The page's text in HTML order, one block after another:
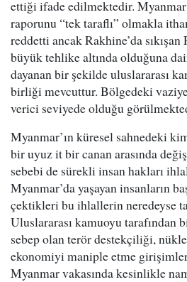
ettiği ifade edilmektedir.
raporunu “tek taraflı” olmakla
reddetti ancak Rakhine’da
büyük tehlike altında olduğuna
dayanan bir şekilde uluslararası
birliği mevcuttur. Bölgedeki
verici seviyede olduğu
Myanmar’ın küresel sahnedeki
bir uyuz it bir canan arasında
sebebi de sürekli insan hakları
Myanmar’da yaşayan insanların
çektikleri bu ihlallerin neredeyse
Uluslararası kamuoyu tarafından
sebep olan terör destekçiliği,
ekonomiyi maniple etme
Myanmar vakasında kesinlikle